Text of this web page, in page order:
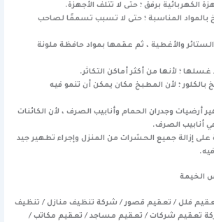
الكهربائية برفق ؛ حتى لا تتلف الأجهزة.
بالمواد المناسبة ؛ حتى لا تسبب تسممًا لصاحب
والأغطية ، ثم عقمها بمواد حافظة ملونة
؛ لأنها من أكثر أماكن التكاثر.
؛ لأن المطبخ مكان يمكن أن تنمو فيه
أرضيات وجدران الحمام وأنابيب الصرف ، لأن الكائنات
في أنابيب الصرف.
إزالة جميع الحشرات من المنزل وإجراء تطهير جيد
الخيمة
فلل / تعقيم قصور / شركة تنظيف منازل / تنظيف
تعقيم شركات / تعقيم مساجد / تعقيم مكاتب /